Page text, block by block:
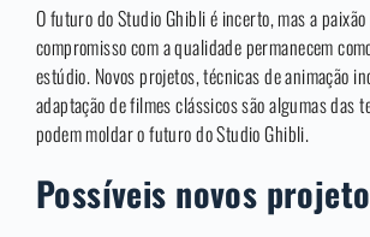
O futuro do Studio Ghibli é incerto, mas a paixão
compromisso com a qualidade permanecem
estúdio. Novos projetos, técnicas de animação
adaptação de filmes clássicos são algumas das
podem moldar o futuro do Studio Ghibli.
Possíveis novos